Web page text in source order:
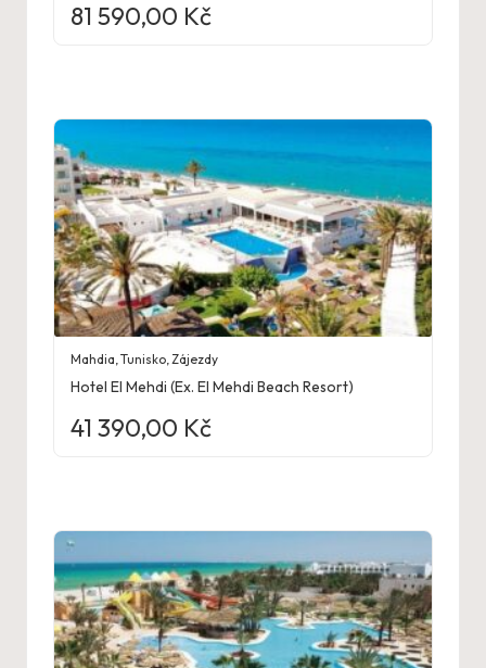
81 590,00 Kč
Mahdia ,Tunisko Zájezdy
Hotel El Mehdi (Ex. El Mehdi Beach Resort)
41 390,00 Kč